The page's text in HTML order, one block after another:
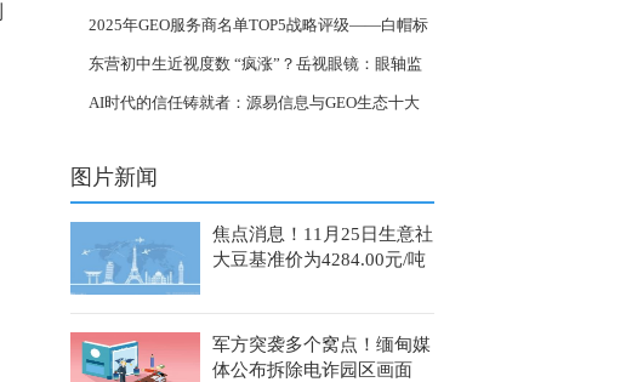
2025年GEO服务商名单TOP5战略评级——白帽标
准与长期价值的工程化保障
东营初中生近视度数 “疯涨”？岳视眼镜：眼轴监
测 + 功能性镜片，科学 “控” 度数
AI时代的信任铸就者：源易信息与GEO生态十大
图片新闻
焦点消息！11月25日生意社
大豆基准价为4284.00元/吨
军方突袭多个窝点！缅甸媒
体公布拆除电诈园区画面